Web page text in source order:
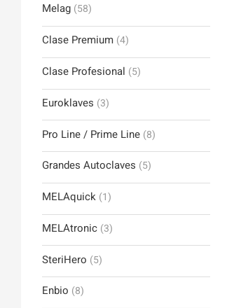
Melag (58)
Clase Premium (4)
Clase Profesional (5)
Euroklaves (3)
Pro Line / Prime Line (8)
Grandes Autoclaves (5)
MELAquick (1)
MELAtronic (3)
SteriHero (5)
Enbio (8)